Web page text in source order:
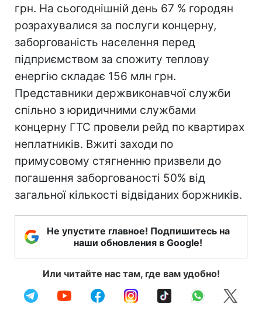
грн. На сьогоднішній день 67 % городян
розрахувалися за послуги концерну,
заборгованість населення перед
підприємством за спожиту теплову
енергію складає 156 млн грн.
Представники держвиконавчої служби
спільно з юридичними службами
концерну ГТС провели рейд по квартирах
неплатників. Вжиті заходи по
примусовому стягненню призвели до
погашення заборгованості 50% від
загальної кількості відвіданих боржників.
Не упустите главное! Подпишитесь на
наши обновления в Google!
Или читайте нас там, где вам удобно!